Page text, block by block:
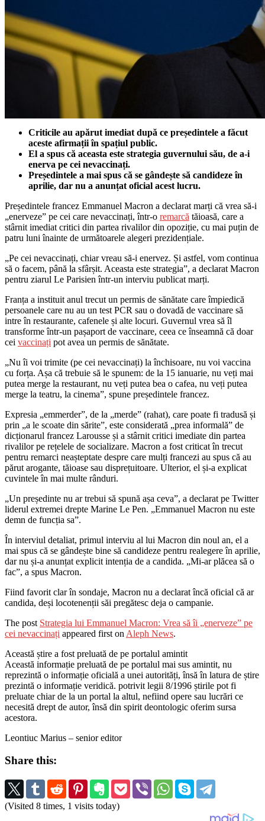
Criticile au apărut imediat după ce președintele a făcut
aceste afirmații în spațiul public.
El a spus că aceasta este strategia guvernului său, de a-i
enerva pe cei nevaccinați.
Președintele a mai spus că se gândește să candideze în
aprilie, dar nu a anunțat oficial acest lucru.
Președintele francez Emmanuel Macron a declarat marți că vrea să-i
„enerveze” pe cei care nevaccinați, într-o remarcă tăioasă, care a
stârnit imediat critici din partea rivalilor din opoziție, cu mai puțin de
patru luni înainte de următoarele alegeri prezidențiale.
„Pe cei nevaccinați, chiar vreau să-i enervez. Și astfel, vom continua
să o facem, până la sfârșit. Aceasta este strategia”, a declarat Macron
pentru ziarul Le Parisien într-un interviu publicat marți.
Franța a instituit anul trecut un permis de sănătate care împiedică
persoanele care nu au un test PCR sau o dovadă de vaccinare să
intre în restaurante, cafenele și alte locuri. Guvernul vrea să îl
transforme într-un pașaport de vaccinare, ceea ce înseamnă că doar
cei vaccinați pot avea un permis de sănătate.
„Nu îi voi trimite (pe cei nevaccinați) la închisoare, nu voi vaccina
cu forța. Așa că trebuie să le spunem: de la 15 ianuarie, nu veți mai
putea merge la restaurant, nu veți putea bea o cafea, nu veți putea
merge la teatru, la cinema”, spune președintele francez.
Expresia „emmerder”, de la „merde” (rahat), care poate fi tradusă și
prin „a le scoate din sărite”, este considerată „prea informală” de
dicționarul francez Larousse și a stârnit critici imediate din partea
rivalilor pe rețelele de socializare. Macron a fost criticat în trecut
pentru remarci neașteptate despre care mulți francezi au spus că au
părut arogante, tăioase sau disprețuitoare. Ulterior, el și-a explicat
cuvintele în mai multe rânduri.
„Un președinte nu ar trebui să spună așa ceva”, a declarat pe Twitter
liderul extremei drepte Marine Le Pen. „Emmanuel Macron nu este
demn de funcția sa”.
În interviul detaliat, primul interviu al lui Macron din noul an, el a
mai spus că se gândește bine să candideze pentru realegere în aprilie,
dar nu și-a anunțat explicit intenția de a candida. „Mi-ar plăcea să o
fac”, a spus Macron.
Fiind favorit clar în sondaje, Macron nu a declarat încă oficial că ar
candida, deși locotenenții săi pregătesc deja o campanie.
The post Strategia lui Emmanuel Macron: Vrea să îi „enerveze” pe
cei nevaccinați appeared first on Aleph News.
Această știre a fost preluată de pe portalul amintit
Această informație preluată de pe portalul mai sus amintit, nu
reprezintă o informație oficială a unei autorități, însă în latura de știre
prezintă o informație veridică. potrivit legii 8/1996 știrile pot fi
preluate chiar de la un portal la altul, nefiind opere sau lucrări ce
necesită drept de autor, însă din spirit deontologic oferim sursa
acestora.
Leontiuc Marius – senior editor
Share this:
(Visited 8 times, 1 visits today)